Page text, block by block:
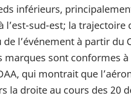
inférieurs,
l’est-sud-est; la trajectoire
de l’événement à partir du
marques sont conformes
qui montrait que
la droite au cours des 20